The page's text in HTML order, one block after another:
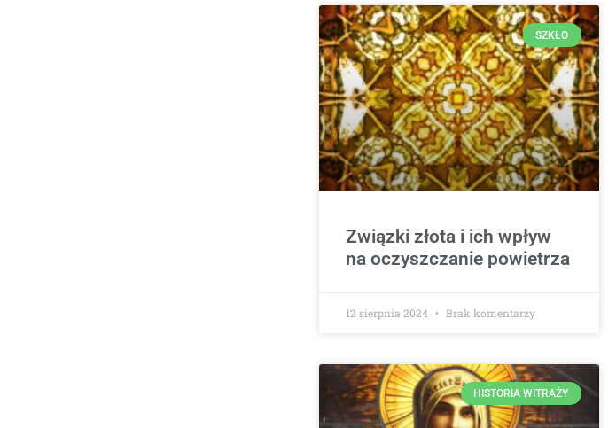
SZKŁO
Związki złota i ich wpływ
na oczyszczanie powietrza
12 sierpnia 2024 Brak komentarzy
HISTORIA WITRAŻY